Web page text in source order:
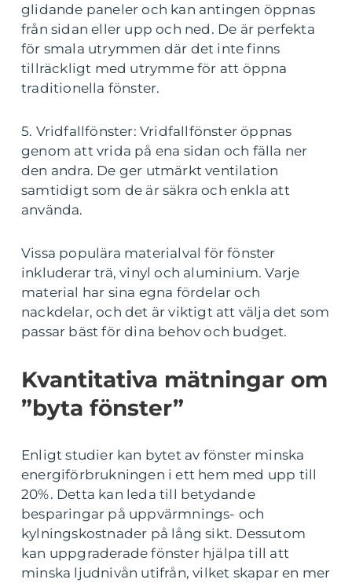
glidande paneler och kan antingen öppnas
från sidan eller upp och ned. De är perfekta
för smala utrymmen där det inte finns
tillräckligt med utrymme för att öppna
traditionella fönster.
5. Vridfallfönster: Vridfallfönster öppnas
genom att vrida på ena sidan och fälla ner
den andra. De ger utmärkt ventilation
samtidigt som de är säkra och enkla att
använda.
Vissa populära materialval för fönster
inkluderar trä, vinyl och aluminium. Varje
material har sina egna fördelar och
nackdelar, och det är viktigt att välja det som
passar bäst för dina behov och budget.
Kvantitativa mätningar om
”byta fönster”
Enligt studier kan bytet av fönster minska
energiförbrukningen i ett hem med upp till
20%. Detta kan leda till betydande
besparingar på uppvärmnings- och
kylningskostnader på lång sikt. Dessutom
kan uppgraderade fönster hjälpa till att
minska ljudnivån utifrån, vilket skapar en mer